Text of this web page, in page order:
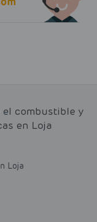
combustible y
en Loja
Loja